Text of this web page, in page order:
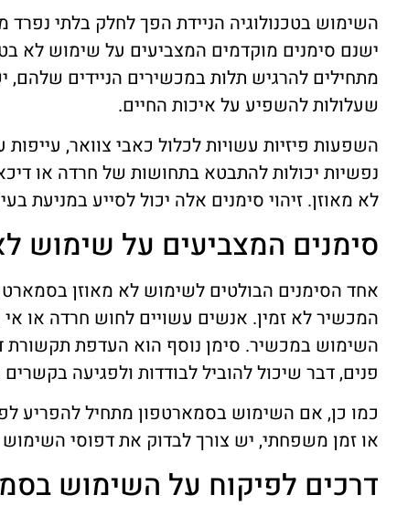
השימוש בטכנולוגיה הניידת הפך לחלק בלתי נפרד
ישנם סימנים מוקדמים המצביעים על שימוש לא
מתחילים להרגיש תלות במכשירים הניידים שלהם,
שעלולות להשפיע על איכות החיים.
השפעות פיזיות עשויות לכלול כאבי צוואר,
נפשיות יכולות להתבטא בתחושות של חרדה או
לא מאוזן. זיהוי סימנים אלה יכול לסייע במניעת
סימנים המצביעים על שימוש
אחד הסימנים הבולטים לשימוש לא מאוזן
המכשיר לא זמין. אנשים עשויים לחוש חרדה או
השימוש במכשיר. סימן נוסף הוא העדפת תקשורת
פנים, דבר שיכול להוביל לבודדות ולפגיעה
כמו כן, אם השימוש בסמארטפון מתחיל להפריע
או זמן משפחתי, יש צורך לבדוק את דפוסי השימוש
דרכים לפיקוח על השימוש